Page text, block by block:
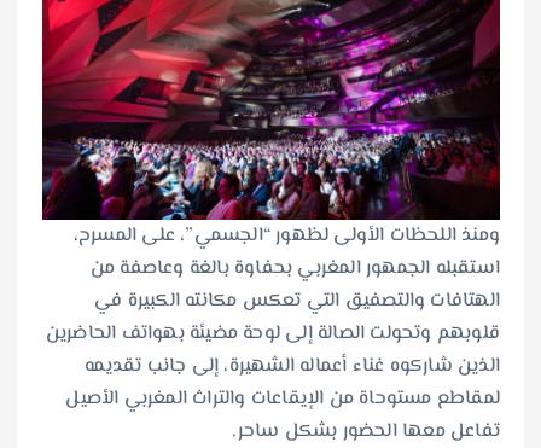
ومنذ اللحظات الأولى لظهور “الجسمي”، على المسرح،
استقبله الجمهور المغربي بحفاوة بالغة وعاصفة من
الهتافات والتصفيق التي تعكس مكانته الكبيرة في
قلوبهم وتحولت الصالة إلى لوحة مضيئة بهواتف الحاضرين
الذين شاركوه غناء أعماله الشهيرة، إلى جانب تقديمه
لمقاطع مستوحاة من الإيقاعات والتراث المغربي الأصيل
تفاعل معها الحضور بشكل ساحر.